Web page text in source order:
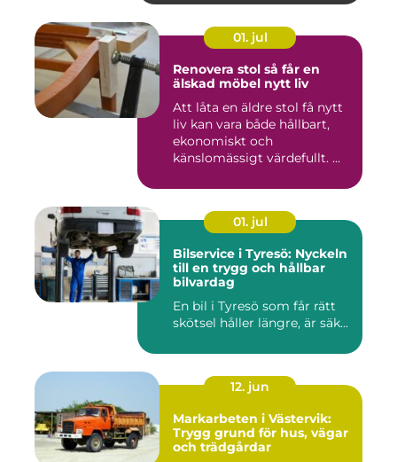
01. jul
Renovera stol så får en
älskad möbel nytt liv
Att låta en äldre stol få nytt
liv kan vara både hållbart,
ekonomiskt och
känslomässigt värdefullt. ...
01. jul
Bilservice i Tyresö: Nyckeln
till en trygg och hållbar
bilvardag
En bil i Tyresö som får rätt
skötsel håller längre, är säk...
12. jun
Markarbeten i Västervik:
Trygg grund för hus, vägar
och trädgårdar